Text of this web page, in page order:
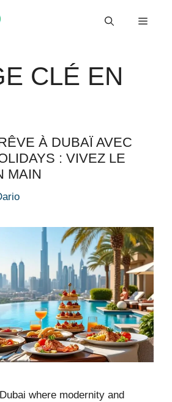
Menu
CLÉ EN
À DUBAÏ AVEC
: VIVEZ LE
MAIN
where modernity and